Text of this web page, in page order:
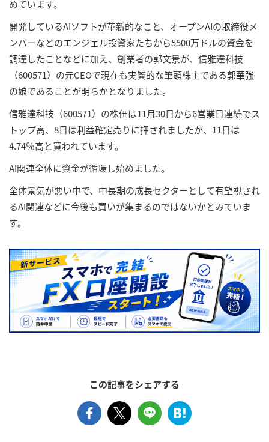
めています。
開発しているAIソフトが革新的なこと、オープンAIの取締役メ
ンバーなどのエンジェル投資家たちから5500万ドルの資金を
調達したことなどに加え、創業者の郭文景が、信雅達科技
（600571）の元CEOで現在も実質的な筆頭株主である郭華強
の娘であることが明らかとなりました。
信雅達科技（600571）の株価は11月30日から6営業日連続でス
トップ高、8日は利益確定売りに押されましたが、11日は
4.74％高と買われています。
AI関連全体に資金が循環し始めました。
全体景気が悪い中で、中長期の成長セクターとして有望視され
るAI関連などに今後も買いが集まるのではないかとみていま
す。
この記事をシェアする